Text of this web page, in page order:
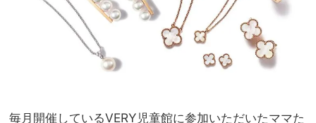
毎月開催しているVERY児童館に参加いただいたママた